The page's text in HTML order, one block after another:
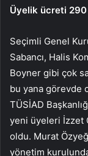
Üyelik ücreti 290
Seçimli Genel
Sabancı, Halis
Boyner gibi çok
bu yana görevde
TÜSİAD
yeni üyeleri İzzet
oldu. Murat
yönetim